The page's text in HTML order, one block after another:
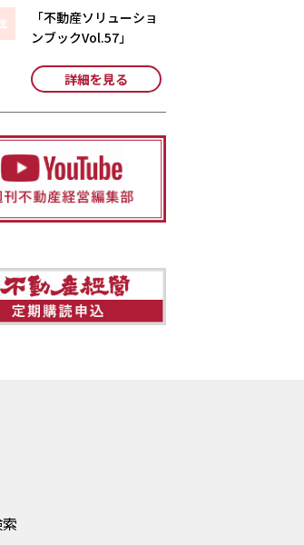
「不動産ソリューショ
ンブックVol.57」
詳細を見る